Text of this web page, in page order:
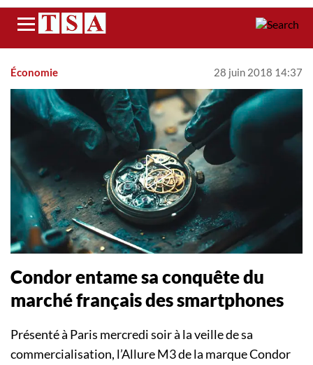
Menu
Économie 28 juin 2018 14:37
Condor entame sa conquête du
marché français des smartphones
Présenté à Paris mercredi soir à la veille de sa
commercialisation, l’Allure M3 de la marque Condor